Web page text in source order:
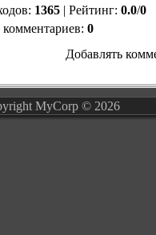
: 1365 | Рейтинг: 0.0/0
комментариев: 0
Добавлять
MyCorp © 2026